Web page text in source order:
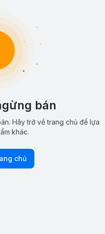
bán
Hãy trở về trang chủ để lựa
khác.
chủ